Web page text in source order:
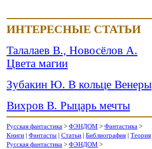
ИНТЕРЕСНЫЕ СТАТЬИ
Талалаев В., Новосёлов А.
Цвета магии
Зубакин Ю. В кольце Венеры
Вихров В. Рыцарь мечты
Русская фантастика > ФЭНДОМ > Фантастика >
Книги | Фантасты | Статьи | Библиография | Теория
Русская фантастика > ФЭНДОМ >